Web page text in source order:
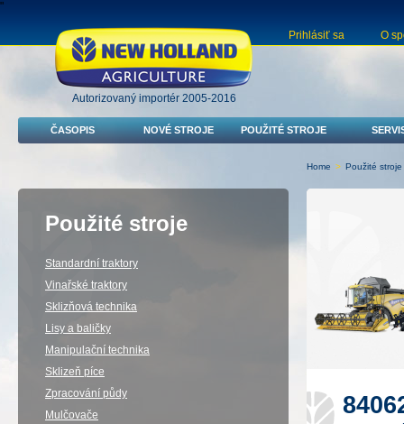
"
Autorizovaný importér 2005-2016
Prihlásiť sa O
ČASOPIS NOVÉ STROJE POUŽITÉ STROJE
Home > Použité stroje
Použité stroje
Standardní traktory
Vinařské traktory
Sklizňová technika
Lisy a baličky
Manipulační technika
Sklizeň píce
Zpracování půdy
Mulčovače